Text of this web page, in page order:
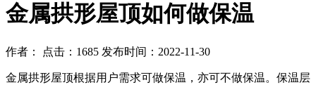
金属拱形屋顶如何做保温
作者： 点击：1685 发布时间：2022-11-30
金属拱形屋顶根据用户需求可做保温，亦可不做保温。保温层